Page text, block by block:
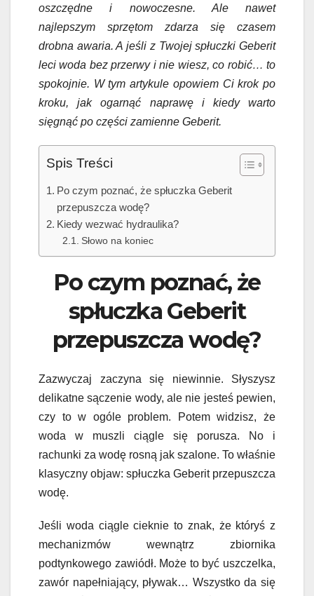
oszczędne i nowoczesne. Ale nawet
najlepszym sprzętom zdarza się czasem
drobna awaria. A jeśli z Twojej spłuczki Geberit
leci woda bez przerwy i nie wiesz, co robić… to
spokojnie. W tym artykule opowiem Ci krok po
kroku, jak ogarnąć naprawę i kiedy warto
sięgnąć po części zamienne Geberit.
Spis Treści
Po czym poznać, że spłuczka Geberit
przepuszcza wodę?
Kiedy wezwać hydraulika?
Słowo na koniec
Po czym poznać, że
spłuczka Geberit
przepuszcza wodę?
Zazwyczaj zaczyna się niewinnie. Słyszysz
delikatne sączenie wody, ale nie jesteś pewien,
czy to w ogóle problem. Potem widzisz, że
woda w muszli ciągle się porusza. No i
rachunki za wodę rosną jak szalone. To właśnie
klasyczny objaw: spłuczka Geberit przepuszcza
wodę.
Jeśli woda ciągle cieknie to znak, że któryś z
mechanizmów wewnątrz zbiornika
podtynkowego zawiódł. Może to być uszczelka,
zawór napełniający, pływak… Wszystko da się